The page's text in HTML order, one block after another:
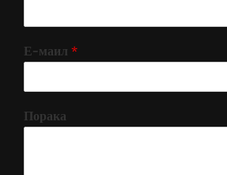
Е-маил *
Порака